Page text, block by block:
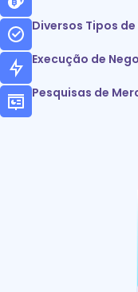
Diversos Tipos
Execução de
Pesquisas de